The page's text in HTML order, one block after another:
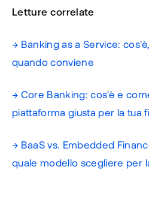
Letture correlate
→ Banking as a Service:
quando conviene
→ Core Banking: cos'è e
piattaforma giusta per la tua
→ BaaS vs. Embedded
quale modello scegliere per